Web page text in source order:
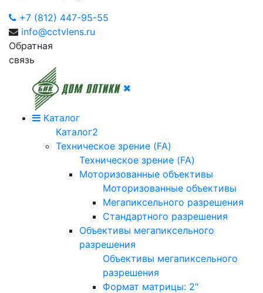
+7 (812) 447-95-55
info@cctvlens.ru
Обратная
связь
Каталог
Каталог2
Техническое зрение (FA)
Техническое зрение (FA)
Моторизованные объективы
Моторизованные объективы
Мегапиксельного разрешения
Стандартного разрешения
Объективы мегапиксельного
разрешения
Объективы мегапиксельного
разрешения
Формат матрицы: 2"